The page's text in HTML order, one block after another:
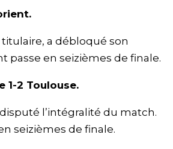
titulaire, a débloqué son
passe en seizièmes de finale.
1-2 Toulouse.
l’intégralité du match.
seizièmes de finale.